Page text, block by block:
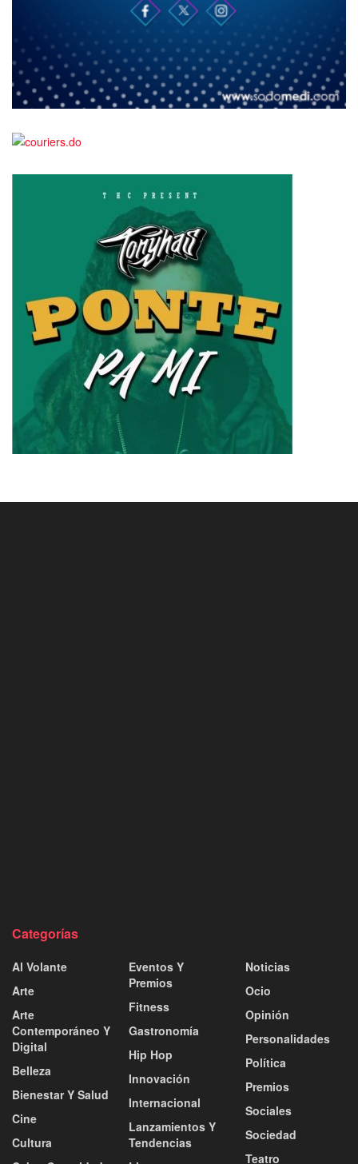
Categorías
Al Volante
Arte
Arte
Contemporáneo Y
Digital
Belleza
Bienestar Y Salud
Cine
Cultura
Eventos Y
Premios
Fitness
Gastronomía
Hip Hop
Innovación
Internacional
Lanzamientos Y
Tendencias
Noticias
Ocio
Opinión
Personalidades
Política
Premios
Sociales
Sociedad
Teatro